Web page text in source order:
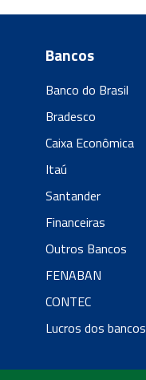
Bancos
Banco do Brasil
Bradesco
Caixa Econômica
Itaú
Santander
Financeiras
Outros Bancos
FENABAN
CONTEC
Lucros dos bancos